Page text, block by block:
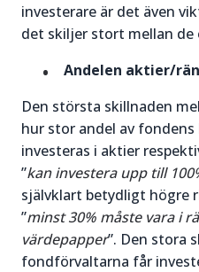
investerare är det även
det skiljer stort mellan de
Andelen aktier/
Den största skillnaden
hur stor andel av
investeras i aktier
”kan investera upp till
självklart betydligt högre
”minst 30% måste vara i
värdepapper”. Den stora
fondförvaltarna får